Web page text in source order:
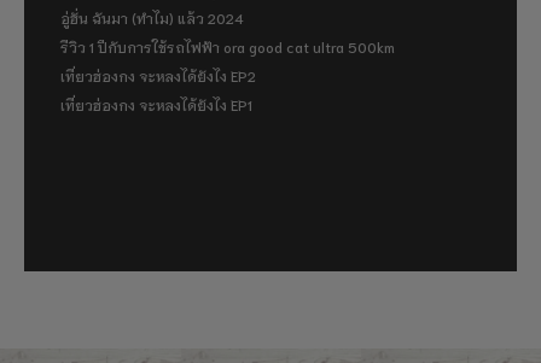
อู่ฮั่น ฉันมา (ทำไม) แล้ว 2024
รีวิว 1 ปีกับการใช้รถไฟฟ้า ora good cat ultra 500km
เที่ยวฮ่องกง จะหลงได้ยังไง EP2
เที่ยวฮ่องกง จะหลงได้ยังไง EP1